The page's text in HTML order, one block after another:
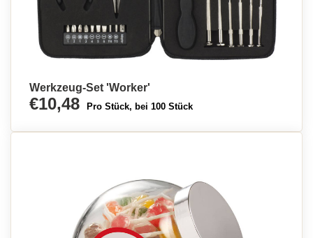
Werkzeug-Set 'Worker'
€10,48 Pro Stück, bei 100 Stück